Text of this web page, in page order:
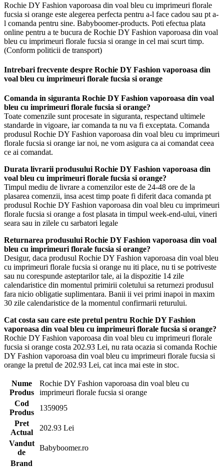
Rochie DY Fashion vaporoasa din voal bleu cu imprimeuri florale
fucsia si orange este alegerea perfecta pentru a-l face cadou sau pt a-
l comanda pentru sine. Babyboomer-products. Poti efectua plata
online pentru a te bucura de Rochie DY Fashion vaporoasa din voal
bleu cu imprimeuri florale fucsia si orange in cel mai scurt timp.
(Conform politicii de transport)
Intrebari frecvente despre Rochie DY Fashion vaporoasa din
voal bleu cu imprimeuri florale fucsia si orange
Comanda in siguranta Rochie DY Fashion vaporoasa din voal
bleu cu imprimeuri florale fucsia si orange?
Toate comenzile sunt procesate in siguranta, respectand ultimele
standarde in vigoare, iar comanda ta nu va fi exceptata. Comanda
produsul Rochie DY Fashion vaporoasa din voal bleu cu imprimeuri
florale fucsia si orange iar noi, ne vom asigura ca ai comandat ceea
ce ai comandat.
Durata livrarii produsului Rochie DY Fashion vaporoasa din
voal bleu cu imprimeuri florale fucsia si orange?
Timpul mediu de livrare a comenzilor este de 24-48 ore de la
plasarea comenzii, insa acest timp poate fi diferit daca comanda pt
produsul Rochie DY Fashion vaporoasa din voal bleu cu imprimeuri
florale fucsia si orange a fost plasata in timpul week-end-ului, vineri
seara sau in zilele cu sarbatori legale
Returnarea produsului Rochie DY Fashion vaporoasa din voal
bleu cu imprimeuri florale fucsia si orange?
Desigur, daca produsul Rochie DY Fashion vaporoasa din voal bleu
cu imprimeuri florale fucsia si orange nu iti place, nu ti se potriveste
sau nu corespunde asteptarilor tale, ai la dispozitie 14 zile
calendaristice din momentul primirii coletului sa returnezi produsul
fara nicio obligatie suplimentara. Banii ii vei primi inapoi in maxim
30 zile calendaristice de la momentul confirmarii returului.
Cat costa sau care este pretul pentru Rochie DY Fashion
vaporoasa din voal bleu cu imprimeuri florale fucsia si orange?
Rochie DY Fashion vaporoasa din voal bleu cu imprimeuri florale
fucsia si orange costa 202.93 Lei, nu rata ocazia si comanda Rochie
DY Fashion vaporoasa din voal bleu cu imprimeuri florale fucsia si
orange la pretul de 202.93 Lei, cat inca mai este in stoc.
Nume
Produs
Rochie DY Fashion vaporoasa din voal bleu cu
imprimeuri florale fucsia si orange
Cod
Produs
1359095
Pret
Actual
202.93 Lei
Vandut
de
Babyboomer.ro
Brand